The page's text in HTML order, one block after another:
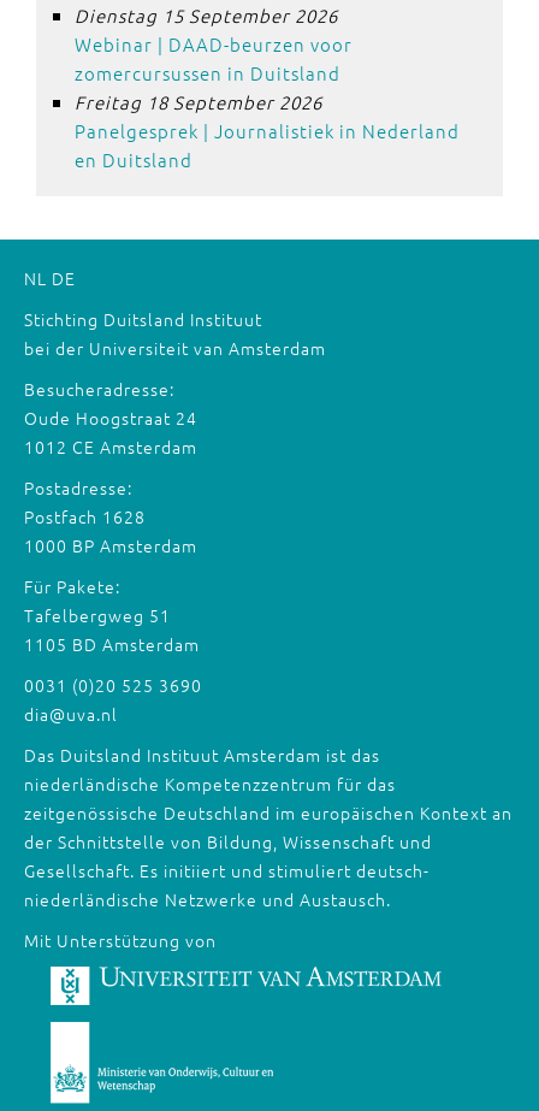
Dienstag 15 September 2026
Webinar | DAAD-beurzen voor
zomercursussen in Duitsland
Freitag 18 September 2026
Panelgesprek | Journalistiek in Nederland
en Duitsland
NL DE
Stichting Duitsland Instituut
bei der Universiteit van Amsterdam
Besucheradresse:
Oude Hoogstraat 24
1012 CE Amsterdam
Postadresse:
Postfach 1628
1000 BP Amsterdam
Für Pakete:
Tafelbergweg 51
1105 BD Amsterdam
0031 (0)20 525 3690
dia@uva.nl
Das Duitsland Instituut Amsterdam ist das
niederländische Kompetenzzentrum für das
zeitgenössische Deutschland im europäischen Kontext an
der Schnittstelle von Bildung, Wissenschaft und
Gesellschaft. Es initiiert und stimuliert deutsch-
niederländische Netzwerke und Austausch.
Mit Unterstützung von